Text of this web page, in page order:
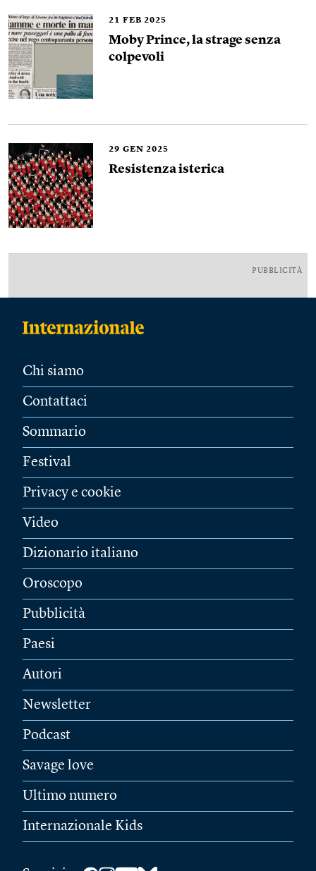
21 FEB 2025
Moby Prince, la strage senza
colpevoli
29 GEN 2025
Resistenza isterica
PUBBLICITÀ
Chi siamo
Contattaci
Sommario
Festival
Privacy e cookie
Video
Dizionario italiano
Oroscopo
Pubblicità
Paesi
Autori
Newsletter
Podcast
Savage love
Ultimo numero
Internazionale Kids